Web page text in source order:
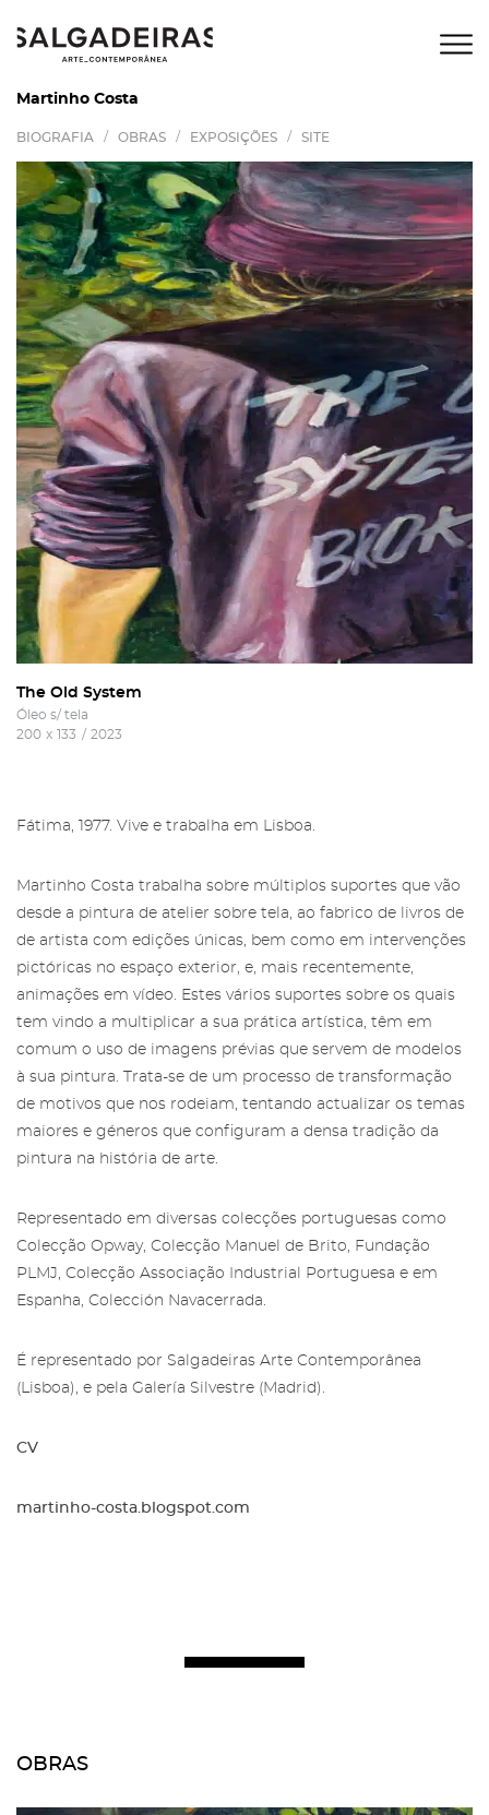
Martinho Costa
BIOGRAFIA / OBRAS / EXPOSIÇÕES / SITE
The Old System
Óleo s/ tela
200 x 133 / 2023
Fátima, 1977. Vive e trabalha em Lisboa.
Martinho Costa trabalha sobre múltiplos suportes que vão
desde a pintura de atelier sobre tela, ao fabrico de livros de
de artista com edições únicas, bem como em intervenções
pictóricas no espaço exterior, e, mais recentemente,
animações em vídeo. Estes vários suportes sobre os quais
tem vindo a multiplicar a sua prática artística, têm em
comum o uso de imagens prévias que servem de modelos
à sua pintura. Trata-se de um processo de transformação
de motivos que nos rodeiam, tentando actualizar os temas
maiores e géneros que configuram a densa tradição da
pintura na história de arte.
Representado em diversas colecções portuguesas como
Colecção Opway, Colecção Manuel de Brito, Fundação
PLMJ, Colecção Associação Industrial Portuguesa e em
Espanha, Colección Navacerrada.
É representado por Salgadeiras Arte Contemporânea
(Lisboa), e pela Galería Silvestre (Madrid).
CV
martinho-costa.blogspot.com
OBRAS